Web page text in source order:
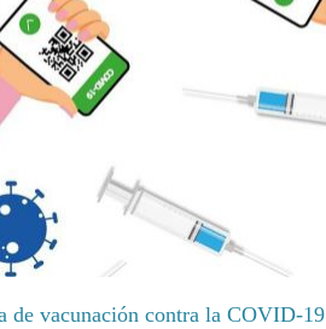
de vacunación contra la COVID-19